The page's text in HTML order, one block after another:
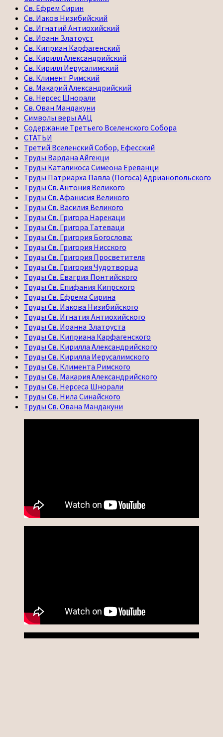
Св. Ефрем Сирин
Св. Иаков Низибийский
Св. Игнатий Антиохийский
Св. Иоанн Златоуст
Св. Киприан Карфагенский
Св. Кирилл Александрийский
Св. Кирилл Иерусалимский
Св. Климент Римский
Св. Макарий Александрийский
Св. Нерсес Шнорали
Св. Ован Мандакуни
Символы веры ААЦ
Содержание Третьего Вселенского Собора
СТАТЬИ
Третий Вселенский Собор, Ефесский
Труды Вардана Айгекци
Труды Каталикоса Симеона Ереванци
Труды Патриарха Павла (Погоса) Адрианопольского
Труды Св. Антония Великого
Труды Св. Афанисия Великого
Труды Св. Василия Великого
Труды Св. Григора Нарекаци
Труды Св. Григора Татеваци
Труды Св. Григория Богослова:
Труды Св. Григория Нисского
Труды Св. Григория Просветителя
Труды Св. Григория Чудотворца
Труды Св. Евагрия Понтийского
Труды Св. Епифания Кипрского
Труды Св. Ефрема Сирина
Труды Св. Иакова Низибийского
Труды Св. Игнатия Антиохийского
Труды Св. Иоанна Златоуста
Труды Св. Киприана Карфагенского
Труды Св. Кирилла Александрийского
Труды Св. Кирилла Иерусалимского
Труды Св. Климента Римского
Труды Св. Макария Александрийского
Труды Св. Нерсеса Шнорали
Труды Св. Нила Синайского
Труды Св. Ована Мандакуни